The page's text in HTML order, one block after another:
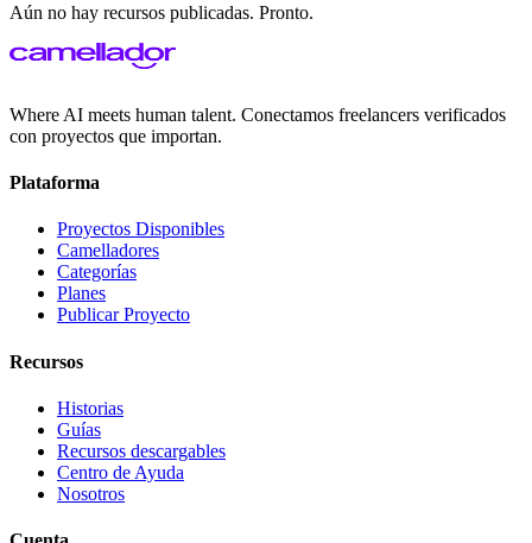
Aún no hay recursos publicadas. Pronto.
Where AI meets human talent. Conectamos freelancers verificados
con proyectos que importan.
Plataforma
Proyectos Disponibles
Camelladores
Categorías
Planes
Publicar Proyecto
Recursos
Historias
Guías
Recursos descargables
Centro de Ayuda
Nosotros